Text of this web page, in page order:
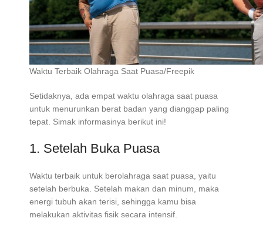
Waktu Terbaik Olahraga Saat Puasa/Freepik
Setidaknya, ada empat waktu olahraga saat puasa
untuk menurunkan berat badan yang dianggap paling
tepat. Simak informasinya berikut ini!
1. Setelah Buka Puasa
Waktu terbaik untuk berolahraga saat puasa, yaitu
setelah berbuka. Setelah makan dan minum, maka
energi tubuh akan terisi, sehingga kamu bisa
melakukan aktivitas fisik secara intensif.